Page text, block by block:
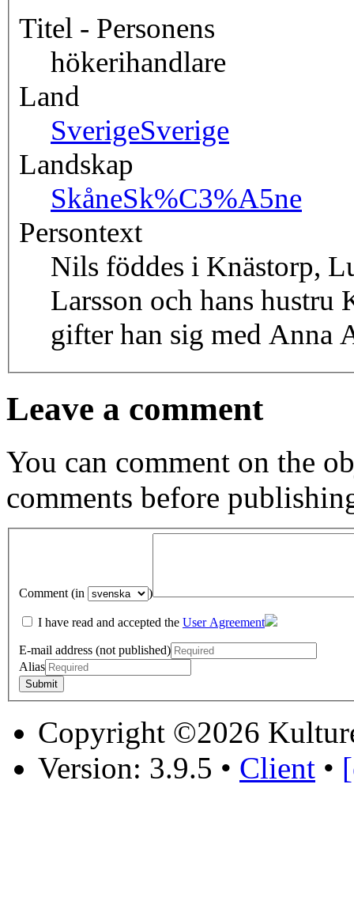
Titel - Personens
hökerihandlare
Land
SverigeSverige
Landskap
SkåneSk%C3%A5ne
Persontext
Nils föddes i Knästorp,
Larsson och hans hustru
gifter han sig med Anna
Leave a comment
You can comment on the
comments before
Comment (in )
I have read and accepted the User Agreement
E-mail address (not published)
Alias
Copyright ©2026
Version: 3.9.5 • Client •